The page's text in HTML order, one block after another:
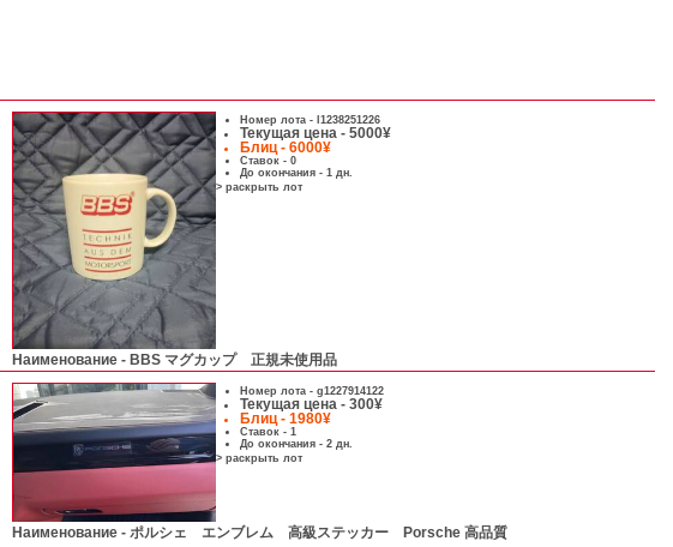
Номер лота - l1238251226
Текущая цена - 5000¥
Блиц - 6000¥
Ставок - 0
До окончания - 1 дн.
> раскрыть лот
Наименование - BBS マグカップ 正規未使用品
Номер лота - g1227914122
Текущая цена - 300¥
Блиц - 1980¥
Ставок - 1
До окончания - 2 дн.
> раскрыть лот
Наименование - ポルシェ エンブレム 高級ステッカー Porsche 高品質